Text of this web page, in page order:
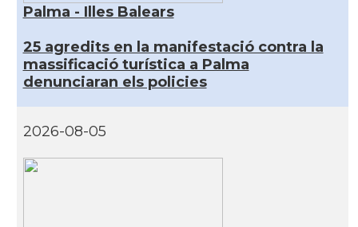
Palma - Illes Balears
25 agredits en la manifestació contra la
massificació turística a Palma
denunciaran els policies
2026-08-05